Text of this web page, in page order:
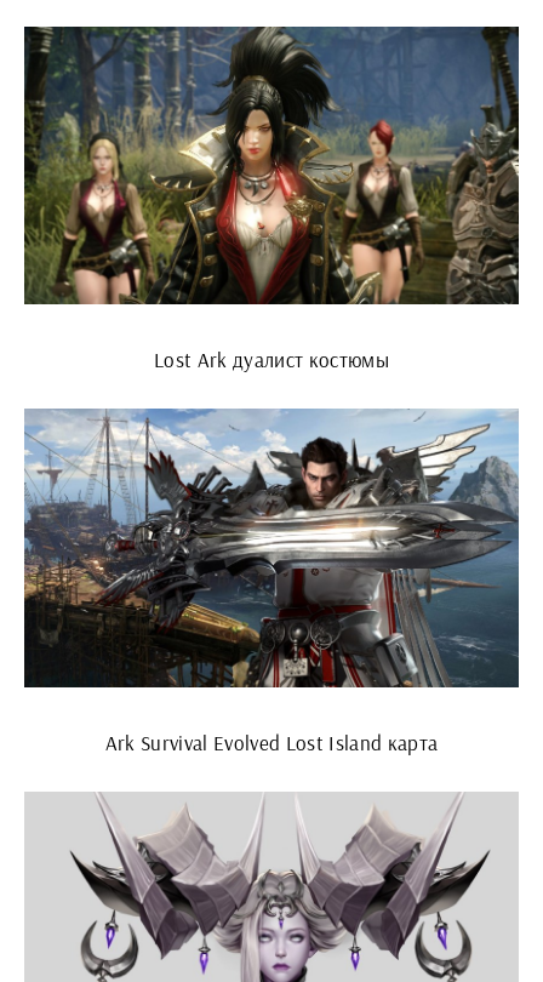
Lost Ark дуалист костюмы
Ark Survival Evolved Lost Island карта